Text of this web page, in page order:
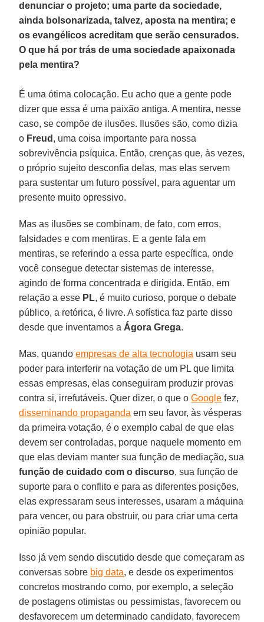
denunciar o projeto; uma parte da sociedade,
ainda bolsonarizada, talvez, aposta na mentira; e
os evangélicos acreditam que serão censurados.
O que há por trás de uma sociedade apaixonada
pela mentira?
É uma ótima colocação. Eu acho que a gente pode
dizer que essa é uma paixão antiga. A mentira, nesse
caso, se compõe de ilusões. Ilusões são, como dizia
o Freud , uma coisa importante para nossa
sobrevivência psíquica. Então, crenças que, às vezes,
o próprio sujeito desconfia delas, mas elas servem
para sustentar um futuro possível, para aguentar um
presente muito opressivo.
Mas as ilusões se combinam, de fato, com erros,
falsidades e com mentiras. E a gente fala em
mentiras, se referindo a essa parte específica, onde
você consegue detectar sistemas de interesse,
agindo de forma concentrada e dirigida. Então, em
relação a esse PL, é muito curioso, porque o debate
público, a retórica, é livre. A sofística faz parte disso
desde que inventamos a Ágora Grega.
Mas, quandoempresas de alta tecnologia usam seu
poder para interferir na votação de um PL que limita
essas empresas, elas conseguiram produzir provas
contra si, irrefutáveis. Quer dizer, o que oGoogle fez,
disseminando propaganda em seu favor, às vésperas
da primeira votação, é o exemplo cabal de que elas
devem ser controladas, porque naquele momento em
que elas deviam manter sua função de mediação, sua
função de cuidado com o discurso, sua função de
suporte para o conflito e para as diferentes posições,
elas expressaram seus interesses, usaram a máquina
para vencer, ou para obstruir, ou para criar uma certa
opinião popular.
Isso já vem sendo discutido desde que começaram as
conversas sobre big data, e desde os experimentos
concretos mostrando como, por exemplo, a seleção
de postagens otimistas ou pessimistas, favorecem ou
desfavorecem um determinado candidato, favorecem